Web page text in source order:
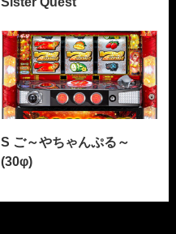
S ご～やちゃんぷる～
(30φ)